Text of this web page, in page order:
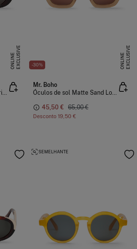
E
X
C
L
U
SI
V
E
O
N
L
I
N
E
Óculos de sol Society Caparica
-30% E
X
C
L
U
SI
V
E
O
N
L
I
N
E
Mr. Boho
Óculos de sol Matte Sand Logan
45,50 € 65,00 €
Desconto 19,50 €
SEMELHANTE